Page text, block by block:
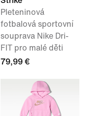
Pleteninová
fotbalová sportovní
souprava Nike Dri-
FIT pro malé děti
79,99 €